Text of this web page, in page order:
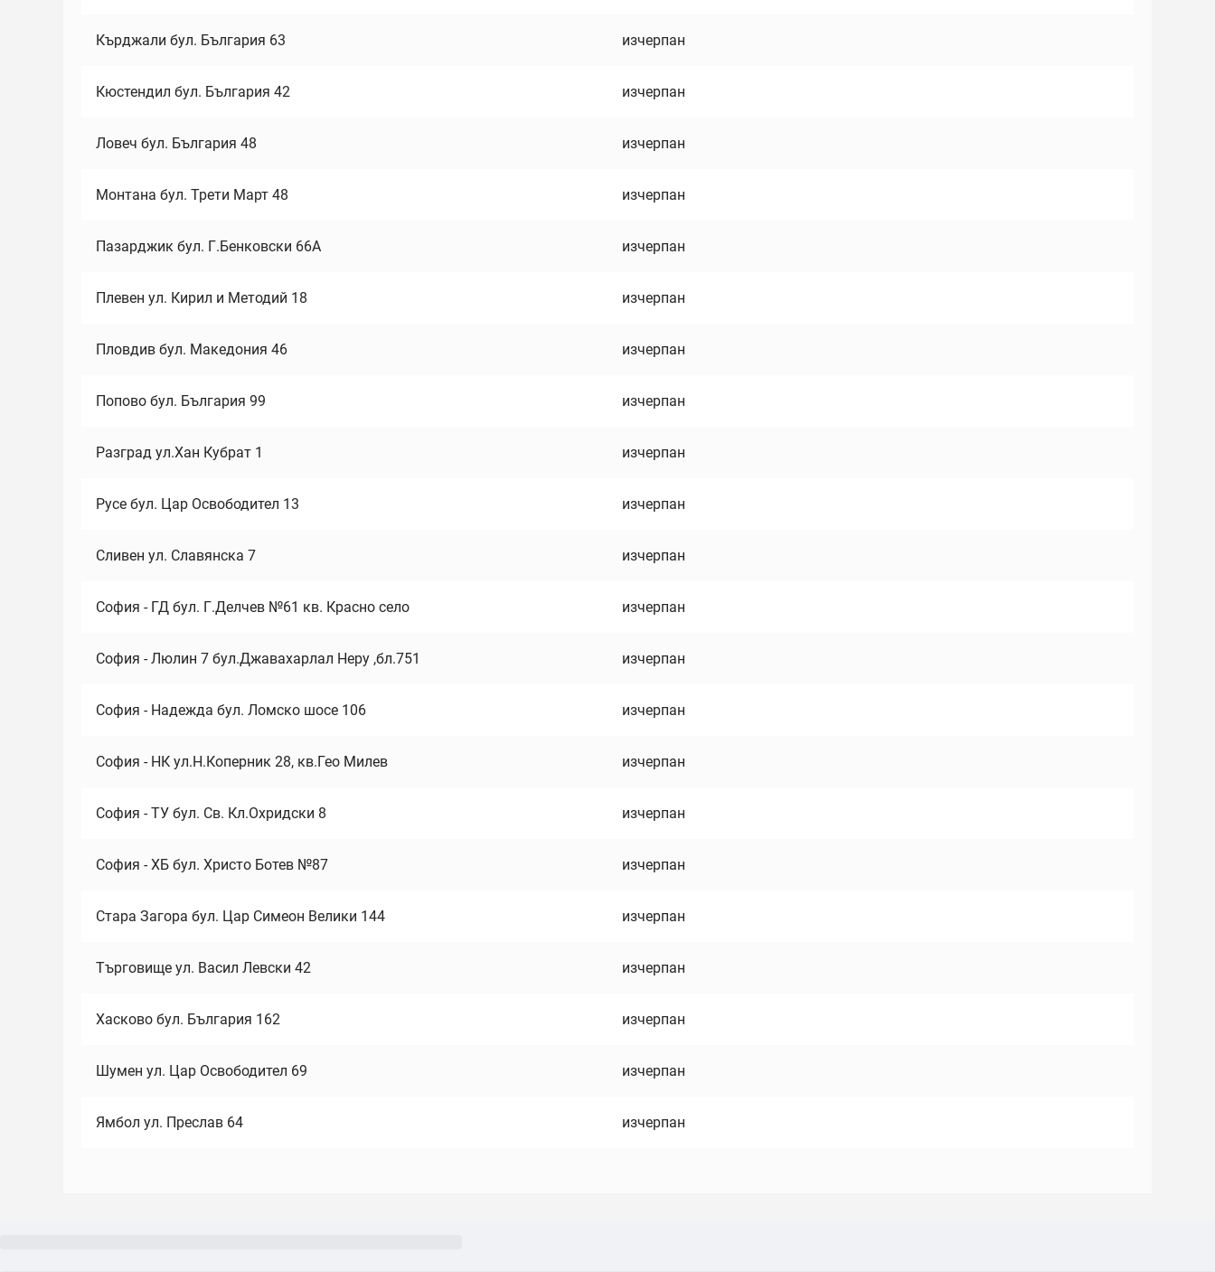
Кърджали бул. България 63 изчерпан
Кюстендил бул. България 42 изчерпан
Ловеч бул. България 48 изчерпан
Монтана бул. Трети Март 48 изчерпан
Пазарджик бул. Г.Бенковски 66А изчерпан
Плевен ул. Кирил и Методий 18 изчерпан
Пловдив бул. Македония 46 изчерпан
Попово бул. България 99 изчерпан
Разград ул.Хан Кубрат 1 изчерпан
Русе бул. Цар Освободител 13 изчерпан
Сливен ул. Славянска 7 изчерпан
София - ГД бул. Г.Делчев №61 кв. Красно село изчерпан
София - Люлин 7 бул.Джавахарлал Неру ,бл.751 изчерпан
София - Надежда бул. Ломско шосе 106 изчерпан
София - НК ул.Н.Коперник 28, кв.Гео Милев изчерпан
София - ТУ бул. Св. Кл.Охридски 8 изчерпан
София - ХБ бул. Христо Ботев №87 изчерпан
Стара Загора бул. Цар Симеон Велики 144 изчерпан
Търговище ул. Васил Левски 42 изчерпан
Хасково бул. България 162 изчерпан
Шумен ул. Цар Освободител 69 изчерпан
Ямбол ул. Преслав 64 изчерпан